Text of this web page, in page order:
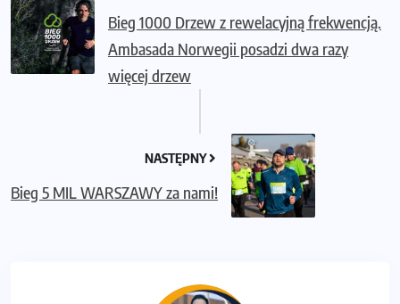
Bieg 1000 Drzew z rewelacyjną frekwencją.
Ambasada Norwegii posadzi dwa razy
więcej drzew
NASTĘPNY
Bieg 5 MIL WARSZAWY za nami!